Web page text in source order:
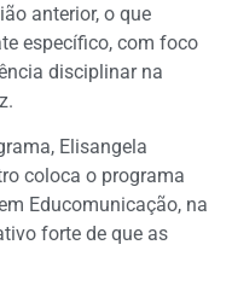
anterior, o que
específico, com foco
disciplinar na
Elisangela
coloca o programa
Educomunicação, na
forte de que as